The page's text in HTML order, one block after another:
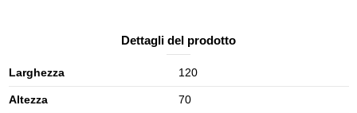
Dettagli del prodotto
Larghezza 120
Altezza 70